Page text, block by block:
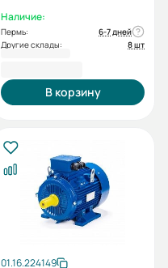
Наличие:
Пермь:
6-7 дней
Другие склады:
8 шт
В корзину
01.16.224149